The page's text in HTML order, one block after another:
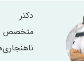
دکتر
متخصص